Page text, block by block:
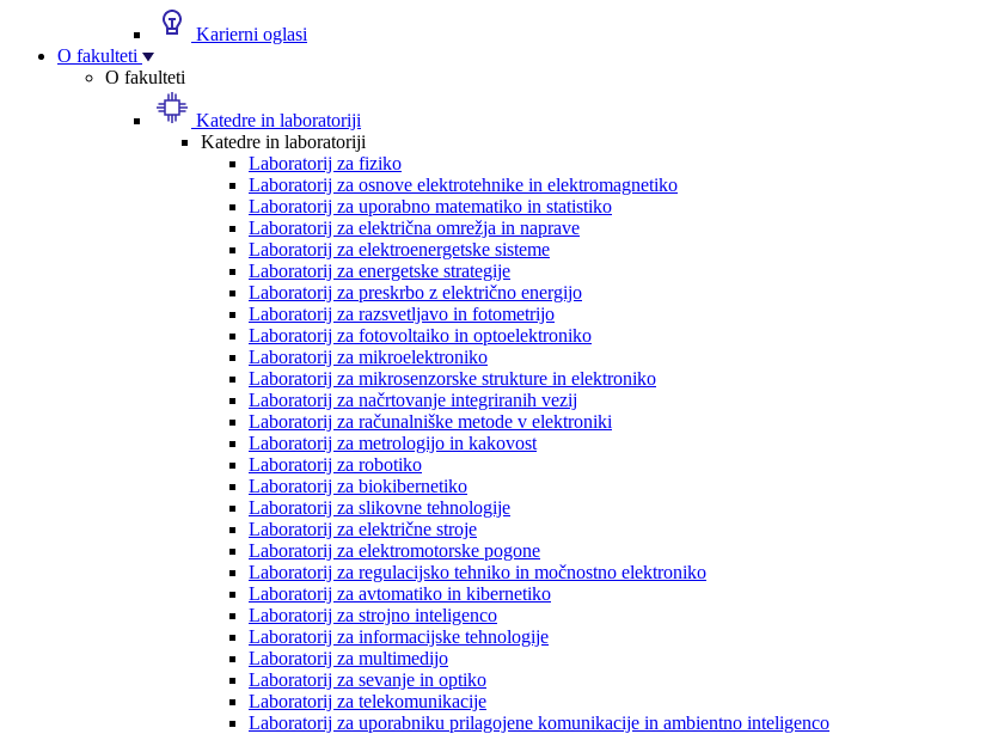
Karierni oglasi
O fakulteti
O fakulteti
Katedre in laboratoriji
Katedre in laboratoriji
Laboratorij za fiziko
Laboratorij za osnove elektrotehnike in elektromagnetiko
Laboratorij za uporabno matematiko in statistiko
Laboratorij za električna omrežja in naprave
Laboratorij za elektroenergetske sisteme
Laboratorij za energetske strategije
Laboratorij za preskrbo z električno energijo
Laboratorij za razsvetljavo in fotometrijo
Laboratorij za fotovoltaiko in optoelektroniko
Laboratorij za mikroelektroniko
Laboratorij za mikrosenzorske strukture in elektroniko
Laboratorij za načrtovanje integriranih vezij
Laboratorij za računalniške metode v elektroniki
Laboratorij za metrologijo in kakovost
Laboratorij za robotiko
Laboratorij za biokibernetiko
Laboratorij za slikovne tehnologije
Laboratorij za električne stroje
Laboratorij za elektromotorske pogone
Laboratorij za regulacijsko tehniko in močnostno elektroniko
Laboratorij za avtomatiko in kibernetiko
Laboratorij za strojno inteligenco
Laboratorij za informacijske tehnologije
Laboratorij za multimedijo
Laboratorij za sevanje in optiko
Laboratorij za telekomunikacije
Laboratorij za uporabniku prilagojene komunikacije in ambientno inteligenco